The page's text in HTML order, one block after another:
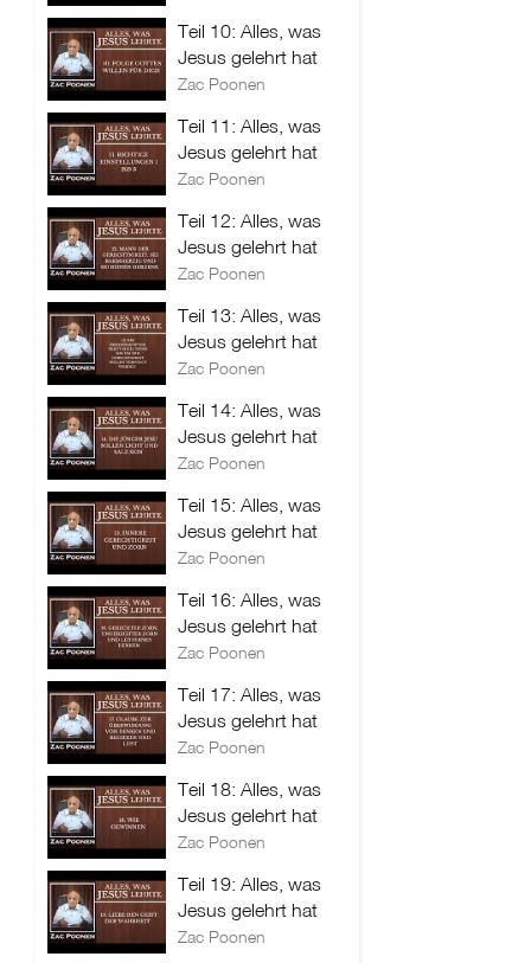
Teil 10: Alles, was
Jesus gelehrt hat
Zac Poonen
Teil 11: Alles, was
Jesus gelehrt hat
Zac Poonen
Teil 12: Alles, was
Jesus gelehrt hat
Zac Poonen
Teil 13: Alles, was
Jesus gelehrt hat
Zac Poonen
Teil 14: Alles, was
Jesus gelehrt hat
Zac Poonen
Teil 15: Alles, was
Jesus gelehrt hat
Zac Poonen
Teil 16: Alles, was
Jesus gelehrt hat
Zac Poonen
Teil 17: Alles, was
Jesus gelehrt hat
Zac Poonen
Teil 18: Alles, was
Jesus gelehrt hat
Zac Poonen
Teil 19: Alles, was
Jesus gelehrt hat
Zac Poonen